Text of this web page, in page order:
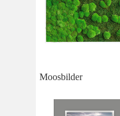
Moosbilder